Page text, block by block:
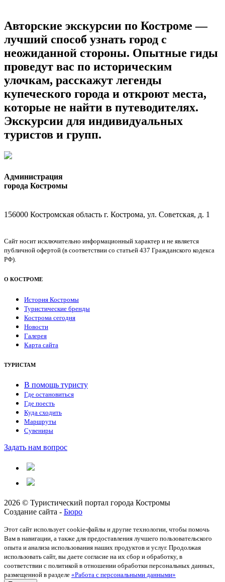
Авторские экскурсии по Костроме —
лучший способ узнать город с
неожиданной стороны. Опытные гиды
проведут вас по историческим
улочкам, расскажут легенды
купеческого города и откроют места,
которые не найти в путеводителях.
Экскурсии для индивидуальных
туристов и групп.
Администрация
города Костромы
156000 Костромская область г. Кострома, ул. Советская, д. 1
Сайт носит исключительно информационный характер и не является
публичной офертой (в соответствии со статьей 437 Гражданского кодекса
РФ).
О КОСТРОМЕ
История Костромы
Туристические бренды
Кострома сегодня
Новости
Галерея
Карта сайта
ТУРИСТАМ
В помощь туристу
Где остановиться
Где поесть
Куда сходить
Маршруты
Сувениры
Задать нам вопрос
2026 © Туристический портал города Костромы
Создание сайта - Бюро
Этот сайт использует cookie-файлы и другие технологии, чтобы помочь
Вам в навигации, а также для предоставления лучшего пользовательского
опыта и анализа использования наших продуктов и услуг. Продолжая
использовать сайт, вы даете согласие на их сбор и обработку, в
соответствии с политикой в отношении обработки персональных данных,
размещенной в разделе «Работа с персональными данными»